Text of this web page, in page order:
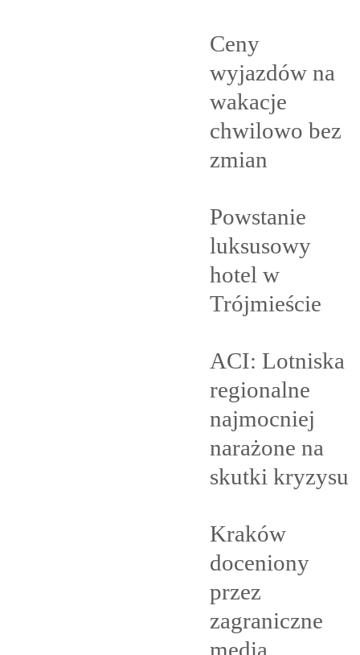
Ceny
wyjazdów na
wakacje
chwilowo bez
zmian
Powstanie
luksusowy
hotel w
Trójmieście
ACI: Lotniska
regionalne
najmocniej
narażone na
skutki kryzysu
Kraków
doceniony
przez
zagraniczne
media